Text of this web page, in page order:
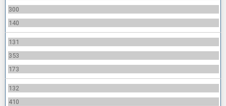
300
140
131
353
173
132
410